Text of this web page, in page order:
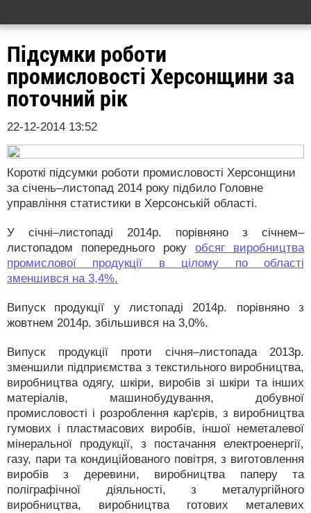
Підсумки роботи
промисловості Херсонщини за
поточний рік
22-12-2014 13:52
Короткі підсумки роботи промисловості Херсонщини
за січень–листопад 2014 року підбило Головне
управління статистики в Херсонській області.
У січні–листопаді 2014р. порівняно з січнем–
листопадом попереднього року обсяг виробництва
промислової продукції в цілому по області
зменшився на 3,4%.
Випуск продукції у листопаді 2014р. порівняно з
жовтнем 2014р. збільшився на 3,0%.
Випуск продукції проти січня–листопада 2013р.
зменшили підприємства з текстильного виробництва,
виробництва одягу, шкіри, виробів зі шкіри та інших
матеріалів, машинобудування, добувної
промисловості і розроблення кар'єрів, з виробництва
гумових і пластмасових виробів, іншої неметалевої
мінеральної продукції, з постачання електроенергії,
газу, пари та кондиційованого повітря, з виготовлення
виробів з деревини, виробництва паперу та
поліграфічної діяльності, з металургійного
виробництва, виробництва готових металевих